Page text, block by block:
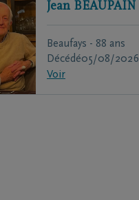
Jean BEAUPAIN
Beaufays - 88 ans
Décédé05/08/2026
Voir